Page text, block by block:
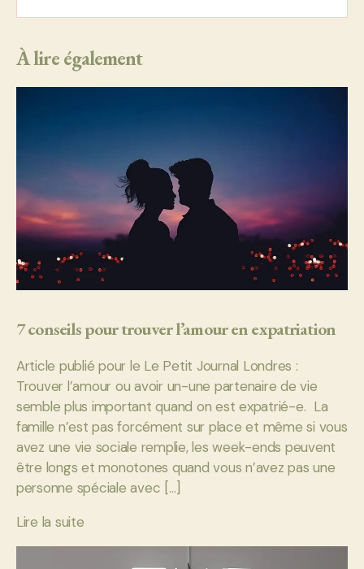
À lire également
7 conseils pour trouver l’amour en expatriation
Article publié pour le Le Petit Journal Londres :
Trouver l’amour ou avoir un-une partenaire de vie
semble plus important quand on est expatrié-e. La
famille n’est pas forcément sur place et même si vous
avez une vie sociale remplie, les week-ends peuvent
être longs et monotones quand vous n’avez pas une
personne spéciale avec […]
Lire la suite